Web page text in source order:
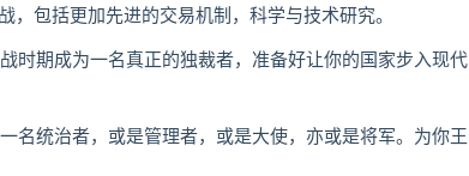
，包括更加先进的交易机制，科学与技术研究。
时期成为一名真正的独裁者，准备好让你的国家步入现代
名统治者，或是管理者，或是大使，亦或是将军。为你王